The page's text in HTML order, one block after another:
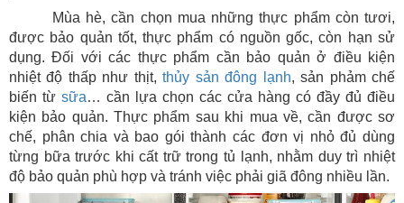
Mùa hè, cần chọn mua những thực phẩm còn tươi,
được bảo quản tốt, thực phẩm có nguồn gốc, còn hạn sử
dụng. Đối với các thực phẩm cần bảo quản ở điều kiện
nhiệt độ thấp như thịt,thủy sản đông lạnh, sản phảm chế
biến từ sữa… cần lựa chọn các cửa hàng có đầy đủ điều
kiện bảo quản. Thực phẩm sau khi mua về, cần được sơ
chế, phân chia và bao gói thành các đơn vị nhỏ đủ dùng
từng bữa trước khi cất trữ trong tủ lạnh, nhằm duy trì nhiệt
độ bảo quản phù hợp và tránh việc phải giã đông nhiều lần.